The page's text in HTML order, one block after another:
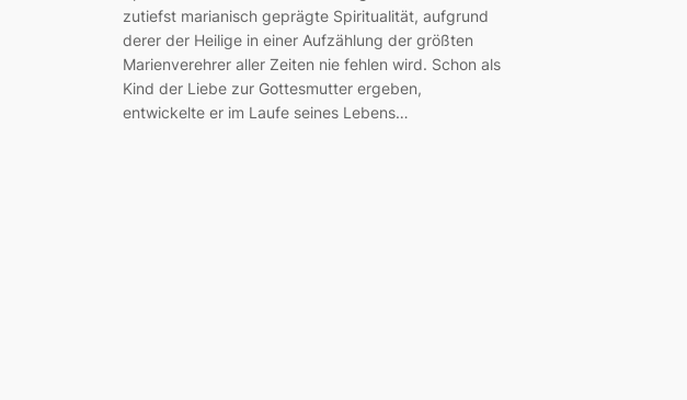
zutiefst marianisch geprägte Spiritualität, aufgrund
derer der Heilige in einer Aufzählung der größten
Marienverehrer aller Zeiten nie fehlen wird. Schon als
Kind der Liebe zur Gottesmutter ergeben,
entwickelte er im Laufe seines Lebens…